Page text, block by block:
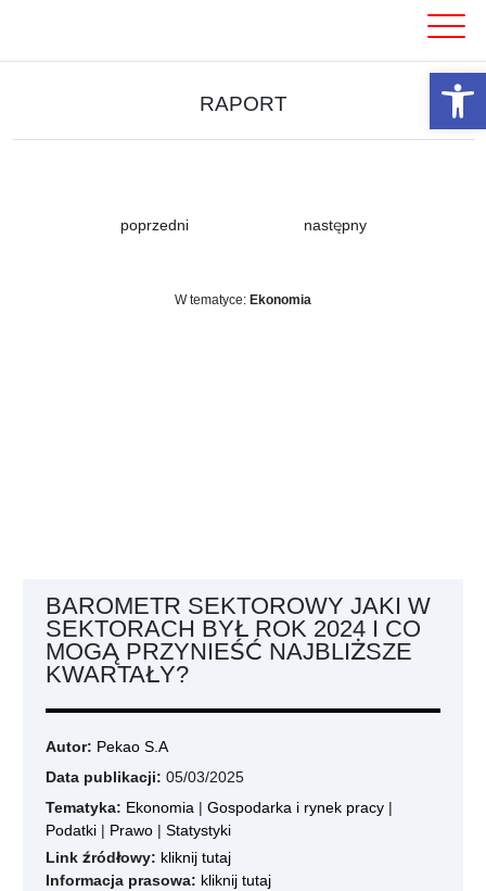
RAPORT
poprzedni następny
W tematyce: Ekonomia
BAROMETR SEKTOROWY JAKI W
SEKTORACH BYŁ ROK 2024 I CO
MOGĄ PRZYNIEŚĆ NAJBLIŻSZE
KWARTAŁY?
Autor: Pekao S.A
Data publikacji: 05/03/2025
Tematyka: Ekonomia | Gospodarka i rynek pracy |
Podatki | Prawo | Statystyki
Link źródłowy: kliknij tutaj
Informacja prasowa: kliknij tutaj